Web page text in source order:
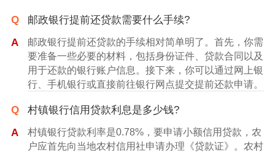
Q
邮政银行提前还贷款需要什么手续?
A
邮政银行提前还贷款的手续相对简单明了。首先，你需
要准备一些必要的材料，包括身份证件、贷款合同以及
用于还款的银行账户信息。接下来，你可以通过网上银
行、手机银行或直接前往银行网点提交提前还款申请。
核通过后，银行会向你确认最终的还款金额，包括本
金、利息和可能的违约金。最后，你可以选择转账还款
或柜台还款的方式进行操作。
Q
村镇银行信用贷款利息是多少钱?
A
村镇银行贷款利率是0.78%，要申请小额信用贷款，农
户应首先向当地农村信用社申请办理《贷款证》。农村